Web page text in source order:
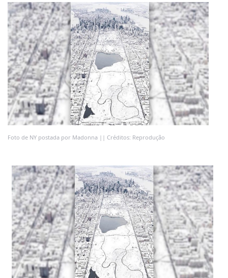
Foto de NY postada por Madonna || Créditos: Reprodução